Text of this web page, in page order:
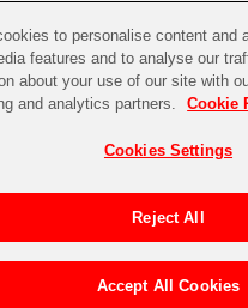
CHANNEL STORE
スターシリーズ
ター
ッズ
ー
アイドルマスター シリーズ> アイド
to personalise content and
features and to analyse our
about your use of our site with
and analytics partners.
Cookie
Cookies Settings
Reject All
Accept All Cookies